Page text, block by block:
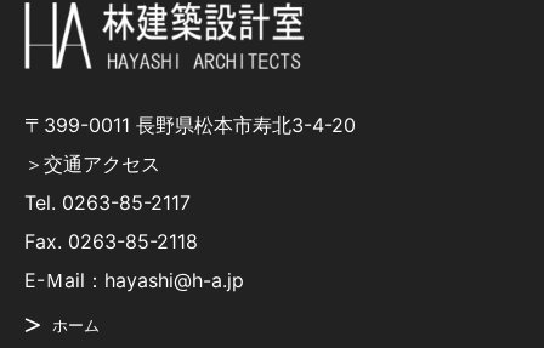
〒399-0011 長野県松本市寿北3-4-20
＞交通アクセス
Tel. 0263-85-2117
Fax. 0263-85-2118
E-Ｍail：hayashi@h-a.jp
ホーム